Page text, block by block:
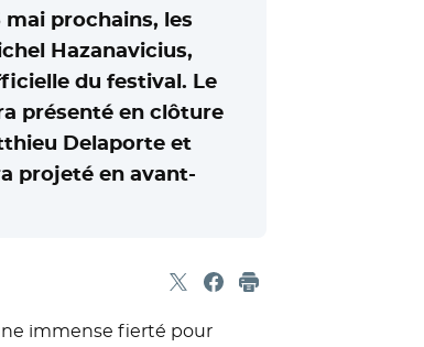
mai prochains, les
Hazanavicius,
du festival. Le
présenté en clôture
Delaporte et
projeté en avant-
Partager sur X
- Nouvelle fenêtre
Partager sur Facebook
- Nouvelle fenêtre
Imprimer
immense fierté pour